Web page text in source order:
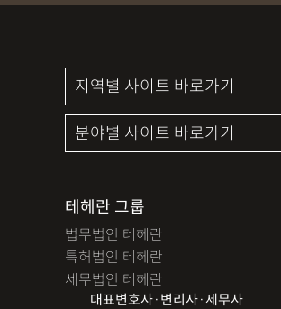
테헤란 그룹
법무법인 테헤란
특허법인 테헤란
세무법인 테헤란
대표변호사·변리사·세무사